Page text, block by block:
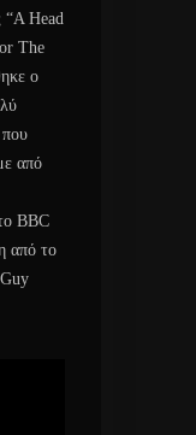
“A Head
The
ο
που
από
BBC
από το